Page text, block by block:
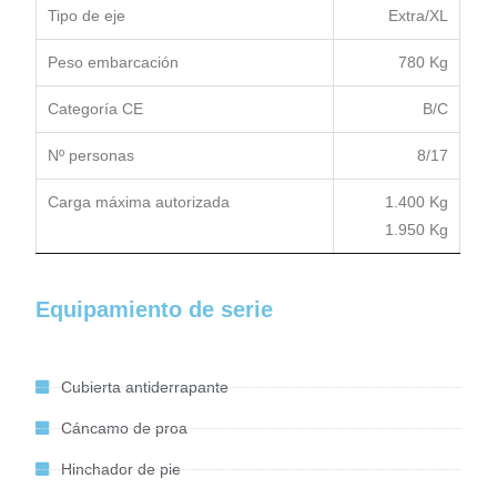
Tipo de eje Extra/XL
Peso embarcación 780 Kg
Categoría CE B/C
Nº personas 8/17
Carga máxima autorizada
1.400 Kg
1.950 Kg
Equipamiento de serie
Cubierta antiderrapante
Cáncamo de proa
Hinchador de pie